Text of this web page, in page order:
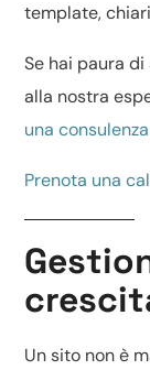
template,
Se hai paura
alla nostra
una
Prenota una
Un sito non è